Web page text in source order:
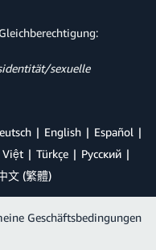
sexuelle
English
Español
Việt Türkçe
Ρусский
文 (繁體)
Geschäftsbedingungen